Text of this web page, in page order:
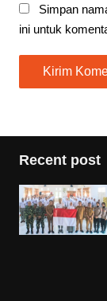
Simpan
ini untuk
Recent post